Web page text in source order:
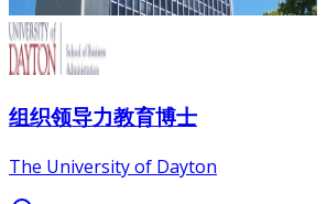
组织领导力教育博士
The University of Dayton